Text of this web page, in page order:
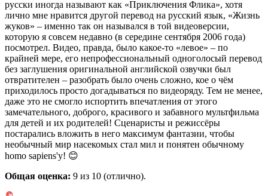
русски иногда называют как «Приключения Флика», хотя
лично мне нравится другой перевод на русский язык, «Жизнь
жуков» – именно так он назывался в той видеоверсии,
которую я совсем недавно (в середине сентября 2006 года)
посмотрел. Видео, правда, было какое-то «левое» – по
крайней мере, его непрофессиональный одноголосый перевод
без заглушения оригинальной английской озвучки был
отвратителен – разобрать было очень сложно, кое о чём
приходилось просто догадываться по видеоряду. Тем не менее,
даже это не смогло испортить впечатления от этого
замечательного, доброго, красивого и забавного мультфильма
для детей и их родителей! Сценаристы и режиссёры
постарались вложить в него максимум фантазии, чтобы
необычный мир насекомых стал мил и понятен обычному
homo sapiens'у! 😊
Общая оценка: 9 из 10 (отлично).